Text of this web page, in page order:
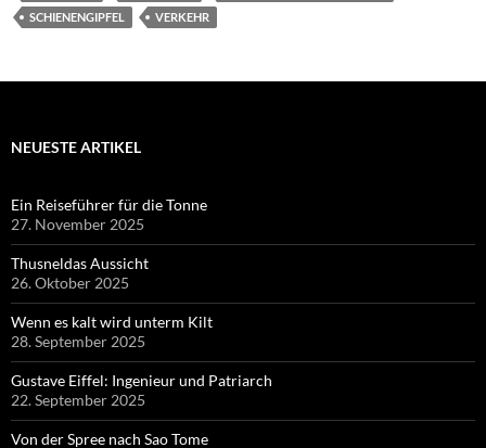
SCHIENENGIPFEL
VERKEHR
NEUESTE ARTIKEL
Ein Reiseführer für die Tonne
27. November 2025
Thusneldas Aussicht
26. Oktober 2025
Wenn es kalt wird unterm Kilt
28. September 2025
Gustave Eiffel: Ingenieur und Patriarch
22. September 2025
Von der Spree nach Sao Tome